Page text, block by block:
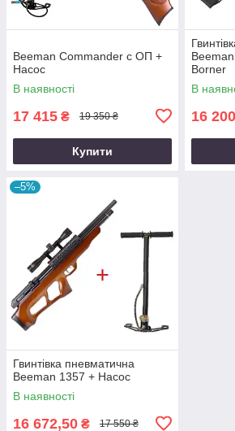
Beeman Commander с ОП +
Насос
В наявності
17 415 ₴ 19 350 ₴
Купити
Borner
В
16 200
–5%
Гвинтівка пневматична
Beeman 1357 + Насос
В наявності
16 672,50 ₴ 17 550 ₴